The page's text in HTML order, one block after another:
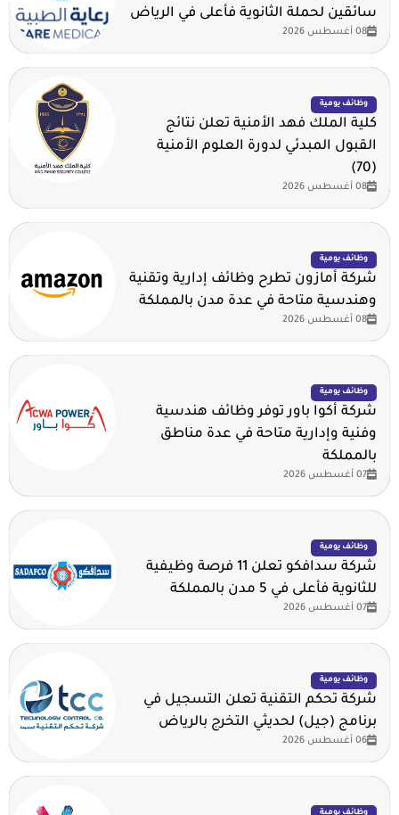
سائقين لحملة الثانوية فأعلى في الرياض
08 أغسطس 2026
وظائف يومية
كلية الملك فهد الأمنية تعلن نتائج
القبول المبدئي لدورة العلوم الأمنية
(70)
08 أغسطس 2026
وظائف يومية
شركة أمازون تطرح وظائف إدارية وتقنية
وهندسية متاحة في عدة مدن بالمملكة
08 أغسطس 2026
وظائف يومية
شركة أكوا باور توفر وظائف هندسية
وفنية وإدارية متاحة في عدة مناطق
بالمملكة
07 أغسطس 2026
وظائف يومية
شركة سدافكو تعلن 11 فرصة وظيفية
للثانوية فأعلى في 5 مدن بالمملكة
07 أغسطس 2026
وظائف يومية
شركة تحكم التقنية تعلن التسجيل في
برنامج (جيل) لحديثي التخرج بالرياض
06 أغسطس 2026
وظائف يومية